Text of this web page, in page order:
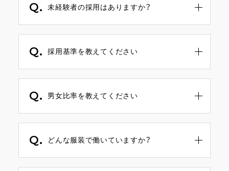
休みもしっかり取れて仕事もプライベートも
す。
Q. 未経験者の採用はありますか？
A.
す。
Q. 採用基準を教えてください
A.
Q. 男女比率を教えてください
A.
Q. どんな服装で働いていますか？
A.